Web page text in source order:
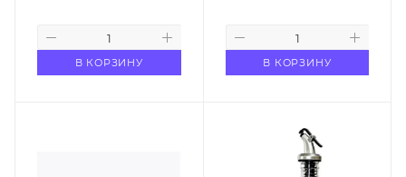
В КОРЗИНУ В КОРЗИНУ